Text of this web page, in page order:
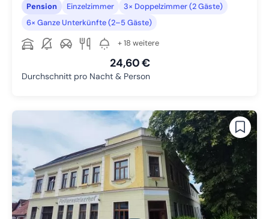
Pension Einzelzimmer
3× Doppelzimmer (2 Gäste)
6× Ganze Unterkünfte (2–5 Gäste)
+ 18 weitere
24,60 €
Durchschnitt pro Nacht & Person